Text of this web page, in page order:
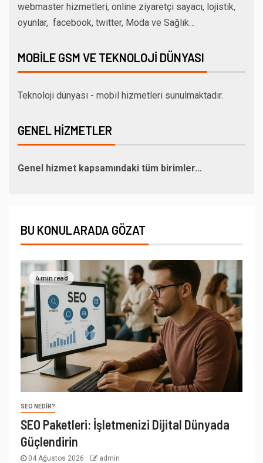
webmaster hizmetleri, online ziyaretçi sayacı, lojistik,
oyunlar, facebook, twitter, Moda ve Sağlık…
MOBILE GSM VE TEKNOLOJI DÜNYASI
Teknoloji dünyası - mobil hizmetleri sunulmaktadır.
GENEL HIZMETLER
Genel hizmet kapsamındaki tüm birimler…
BU KONULARADA GÖZAT
4 min read
SEO NEDIR?
SEO Paketleri: İşletmenizi Dijital Dünyada
Güçlendirin
04 Ağustos 2026 admin